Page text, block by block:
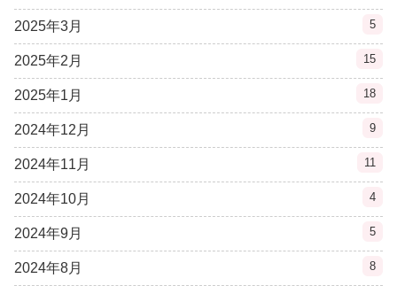
2025年3月 5
2025年2月 15
2025年1月 18
2024年12月 9
2024年11月 11
2024年10月 4
2024年9月 5
2024年8月 8